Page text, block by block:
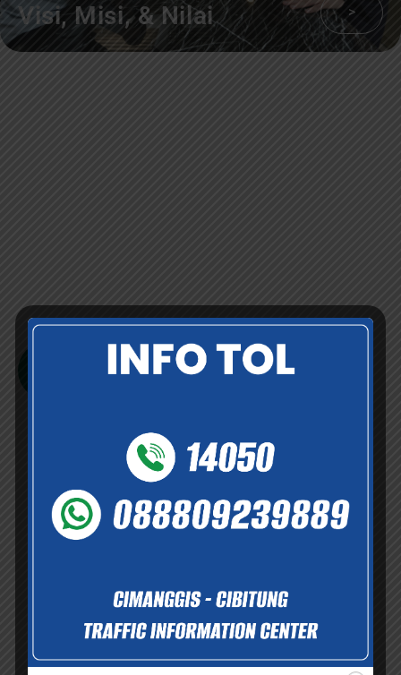
Visi, Misi, & Nilai >
sepanjang 26.184 KM dengan masa konsesi 45 tahun.
Selengkapnya
Informasi dan Layanan